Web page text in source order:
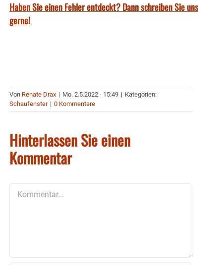
Haben Sie einen Fehler entdeckt? Dann schreiben Sie uns
gerne!
Von Renate Drax | Mo. 2.5.2022 - 15:49 | Kategorien:
Schaufenster | 0 Kommentare
Hinterlassen Sie einen
Kommentar